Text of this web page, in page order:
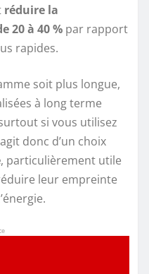
réduire la
20 à 40 % par rapport
rapides.
soit plus longue,
à long terme
si vous utilisez
donc d’un choix
, particulièrement utile
leur empreinte